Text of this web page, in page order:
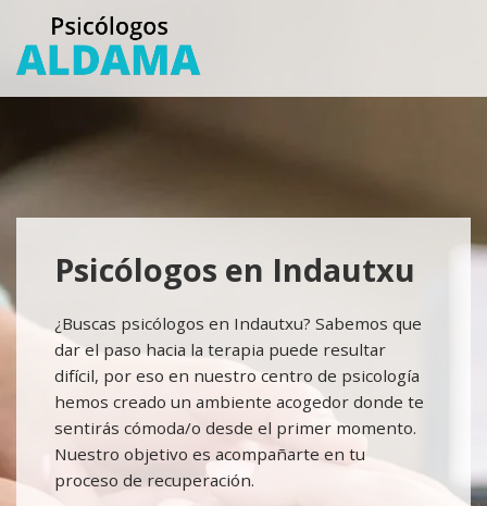
contenido
principal
Psicólogos en Indautxu
¿Buscas psicólogos en Indautxu? Sabemos que
dar el paso hacia la terapia puede resultar
difícil, por eso en nuestro centro de psicología
hemos creado un ambiente acogedor donde te
sentirás cómoda/o desde el primer momento.
Nuestro objetivo es acompañarte en tu
proceso de recuperación.